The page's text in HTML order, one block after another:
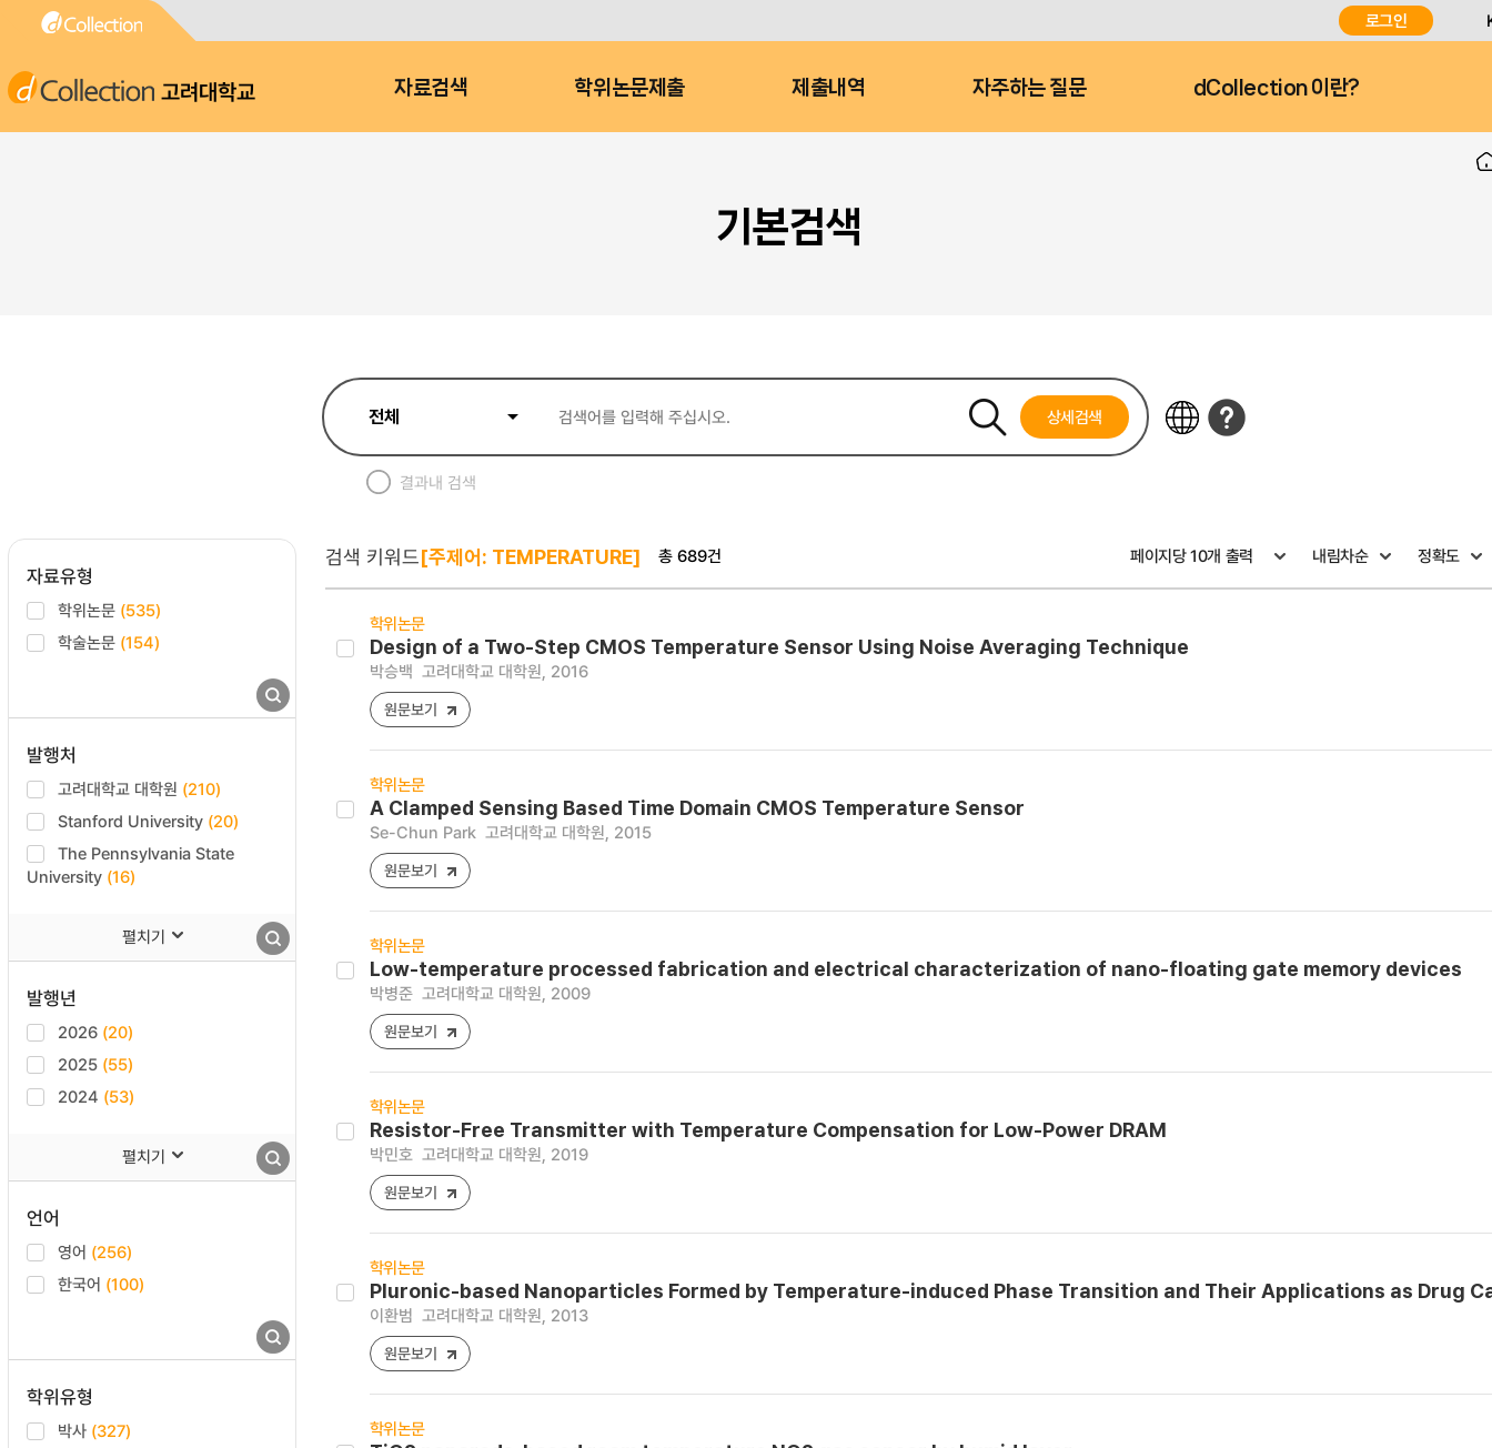
로그인
고려대학교 자료검색 학위논문제출 제출내역 자주하는 질문 dCollection 이란?
기본검색
상세검색
결과내 검색
자료유형
학위논문 (535)
학술논문 (154)
발행처
고려대학교 대학원 (210)
Stanford University (20)
The Pennsylvania State
University (16)
펼치기
발행년
2026 (20)
2025 (55)
2024 (53)
펼치기
언어
영어 (256)
한국어 (100)
학위유형
박사 (327)
검색 키워드[주제어: TEMPERATURE] 총 689건
학위논문
Design of a Two-Step CMOS Temperature Sensor Using Noise Averaging Technique
박승백 고려대학교 대학원, 2016
원문보기
학위논문
A Clamped Sensing Based Time Domain CMOS Temperature Sensor
Se-Chun Park 고려대학교 대학원, 2015
원문보기
학위논문
Low-temperature processed fabrication and electrical characterization of nano-floating gate memory devices
박병준 고려대학교 대학원, 2009
원문보기
학위논문
Resistor-Free Transmitter with Temperature Compensation for Low-Power DRAM
박민호 고려대학교 대학원, 2019
원문보기
학위논문
Pluronic-based Nanoparticles Formed by Temperature-induced Phase Transition and Their Applications as Drug
이환범 고려대학교 대학원, 2013
원문보기
학위논문